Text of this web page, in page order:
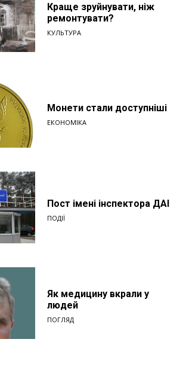
Краще зруйнувати, ніж
ремонтувати?
КУЛЬТУРА
Монети стали доступніші
ЕКОНОМІКА
Пост імені інспектора ДАІ
ПОДІЇ
Як медицину вкрали у
людей
ПОГЛЯД